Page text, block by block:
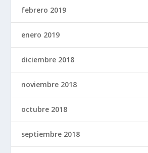
febrero 2019
enero 2019
diciembre 2018
noviembre 2018
octubre 2018
septiembre 2018